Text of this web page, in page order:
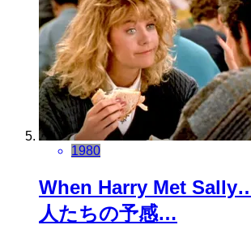
1980
When Harry Met
人たちの予感…